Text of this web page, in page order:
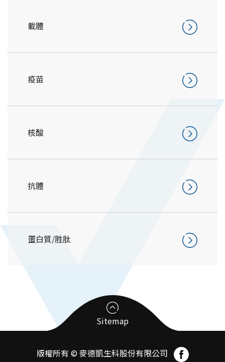
載體
疫苗
核酸
抗體
蛋白質/胜肽
Sitemap
版權所有 © 麥德凱生科股份有限公司